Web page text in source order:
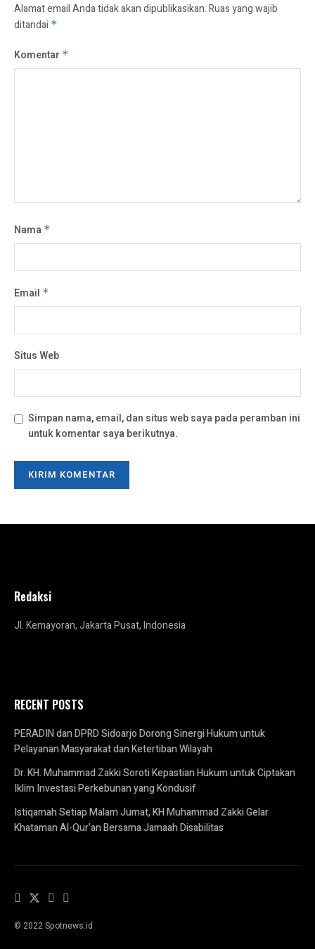
Alamat email Anda tidak akan dipublikasikan.Ruas yang wajib
ditandai *
Komentar *
Nama *
Email *
Situs Web
Simpan nama, email, dan situs web saya pada peramban ini
untuk komentar saya berikutnya.
Redaksi
Jl. Kemayoran, Jakarta Pusat, Indonesia
RECENT POSTS
PERADIN dan DPRD Sidoarjo Dorong Sinergi Hukum untuk
Pelayanan Masyarakat dan Ketertiban Wilayah
Dr. KH. Muhammad Zakki Soroti Kepastian Hukum untuk Ciptakan
Iklim Investasi Perkebunan yang Kondusif
Istiqamah Setiap Malam Jumat, KH Muhammad Zakki Gelar
Khataman Al-Qur’an Bersama Jamaah Disabilitas
© 2022 Spotnews.id